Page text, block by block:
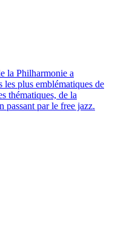
la Philharmonie a
les plus emblématiques de
thématiques, de la
passant par le free jazz.